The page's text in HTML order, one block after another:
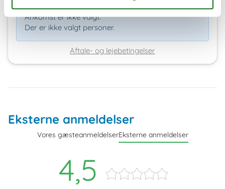
Bemærk
Ankomst er ikke valgt.
Der er ikke valgt personer.
Aftale- og lejebetingelser
Eksterne anmeldelser
Vores gæsteanmeldelserEksterne anmeldelser
4,5